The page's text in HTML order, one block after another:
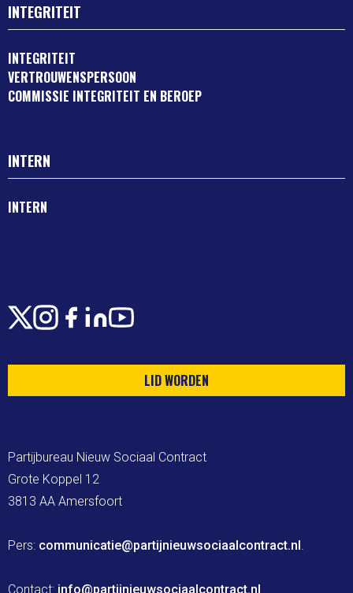
INTEGRITEIT
INTEGRITEIT
VERTROUWENSPERSOON
COMMISSIE INTEGRITEIT EN BEROEP
INTERN
INTERN
X Instagram
Facebook
LinkedIn
Youtube
LID WORDEN
Partijbureau Nieuw Sociaal Contract
Grote Koppel 12
3813 AA Amersfoort
Pers: communicatie@partijnieuwsociaalcontract.nl
Contact: info@partijnieuwsociaalcontract.nl